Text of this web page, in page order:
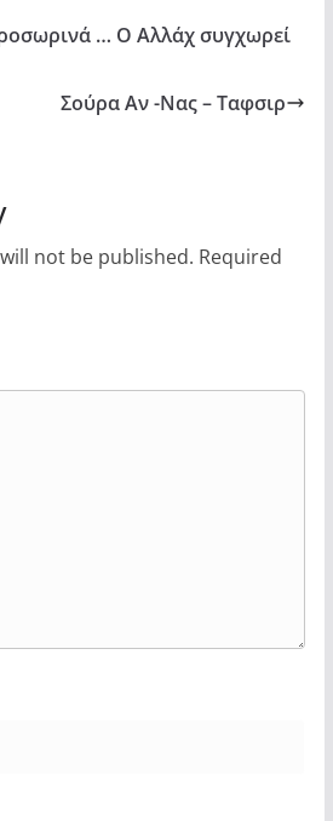
… Ο Αλλάχ συγχωρεί
Σούρα Αν -Νας – Ταφσιρ
not be published. Required